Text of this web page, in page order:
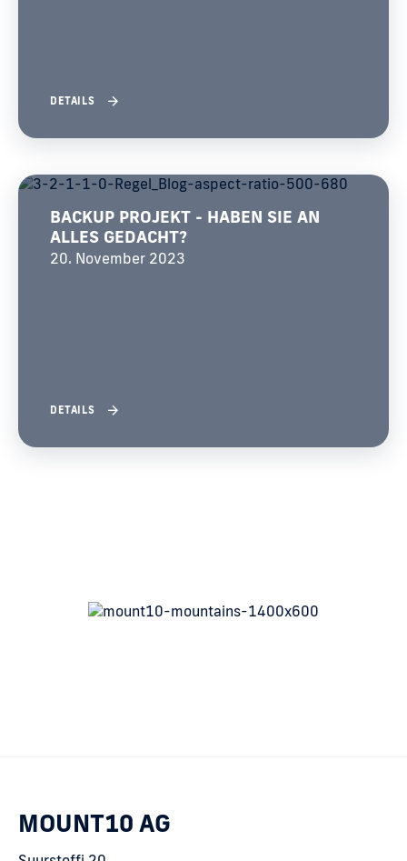
DETAILS
BACKUP PROJEKT - HABEN SIE AN
ALLES GEDACHT?
20. November 2023
DETAILS
MOUNT10 AG